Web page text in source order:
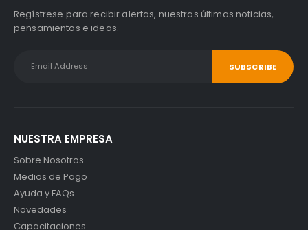
Regístrese para recibir alertas, nuestras últimas noticias,
pensamientos e ideas.
NUESTRA EMPRESA
Sobre Nosotros
Medios de Pago
Ayuda y FAQs
Novedades
Capacitaciones